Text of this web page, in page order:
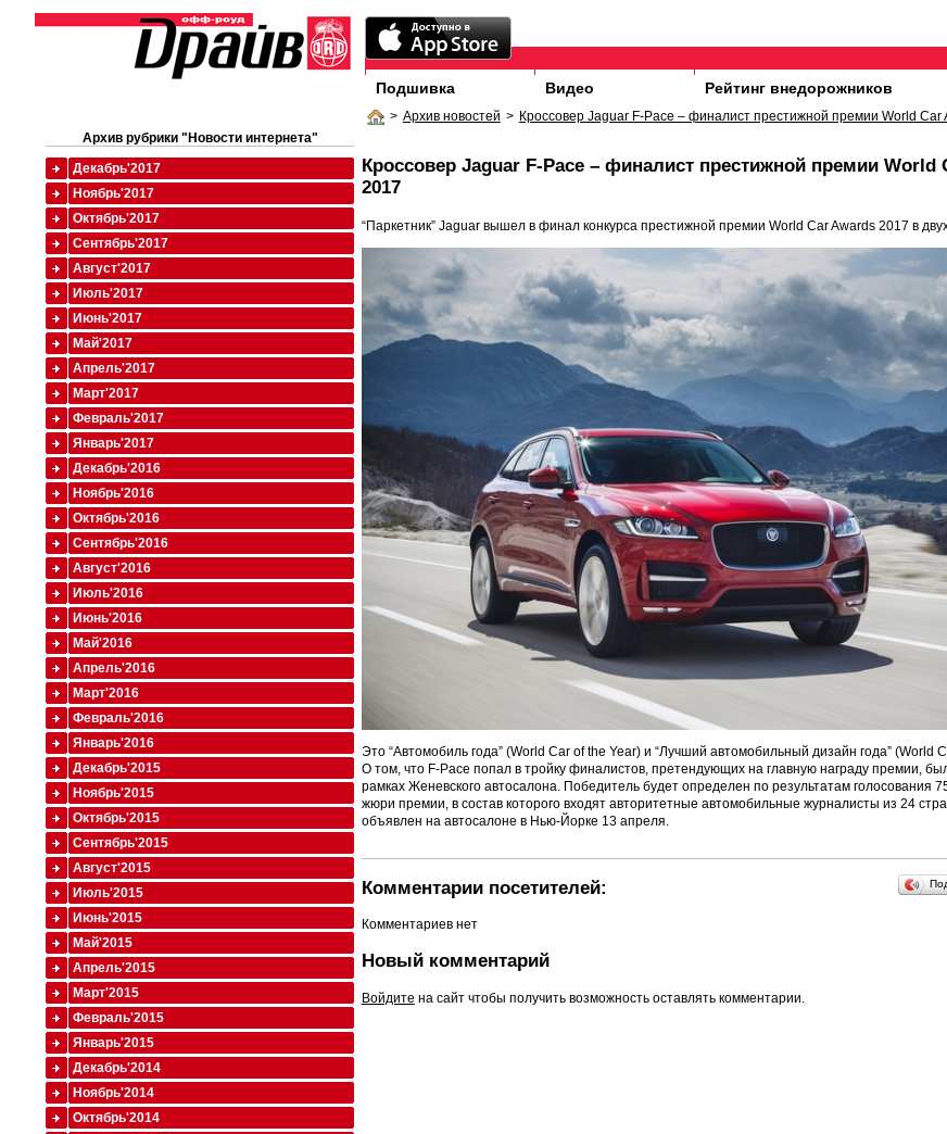
Подшивка Видео Рейтинг внедорожников
> Архив новостей > Кроссовер Jaguar F-Pace – финалист престижной премии World Car
Кроссовер Jaguar F-Pace – финалист престижной премии World
2017
“Паркетник” Jaguar вышел в финал конкурса престижной премии World Car Awards 2017 в
Это “Автомобиль года” (World Car of the Year) и “Лучший автомобильный дизайн года” (World
О том, что F-Pace попал в тройку финалистов, претендующих на главную награду премии,
рамках Женевского автосалона. Победитель будет определен по результатам голосования
жюри премии, в состав которого входят авторитетные автомобильные журналисты из 24
объявлен на автосалоне в Нью-Йорке 13 апреля.
Комментарии посетителей:
Комментариев нет
Новый комментарий
Войдите на сайт чтобы получить возможность оставлять комментарии.
Архив рубрики "Новости интернета"
Декабрь'2017
Ноябрь'2017
Октябрь'2017
Сентябрь'2017
Август'2017
Июль'2017
Июнь'2017
Май'2017
Апрель'2017
Март'2017
Февраль'2017
Январь'2017
Декабрь'2016
Ноябрь'2016
Октябрь'2016
Сентябрь'2016
Август'2016
Июль'2016
Июнь'2016
Май'2016
Апрель'2016
Март'2016
Февраль'2016
Январь'2016
Декабрь'2015
Ноябрь'2015
Октябрь'2015
Сентябрь'2015
Август'2015
Июль'2015
Июнь'2015
Май'2015
Апрель'2015
Март'2015
Февраль'2015
Январь'2015
Декабрь'2014
Ноябрь'2014
Октябрь'2014